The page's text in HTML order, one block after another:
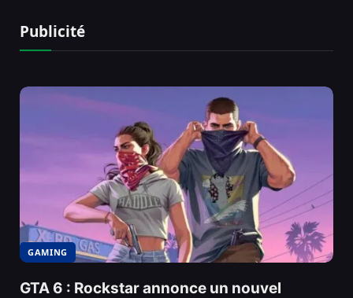
Publicité
GAMING
GTA 6 : Rockstar annonce un nouvel